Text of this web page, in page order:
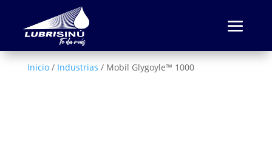
Inicio/ Industrias / Mobil Glygoyle™ 1000